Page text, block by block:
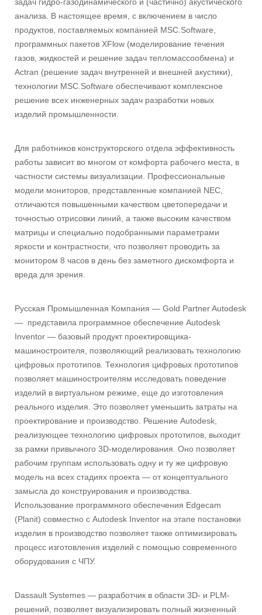
анализа. В настоящее время, с включением в число
продуктов, поставляемых компанией MSC.Software,
программных пакетов XFlow (моделирование течения
газов, жидкостей и решение задач тепломассообмена) и
Actran (решение задач внутренней и внешней акустики),
технологии MSC.Software обеспечивают комплексное
решение всех инженерных задач разработки новых
изделий промышленности.
Для работников конструкторского отдела эффективность
работы зависит во многом от комфорта рабочего места, в
частности системы визуализации. Профессиональные
модели мониторов, представленные компанией NEC,
отличаются повышенными качеством цветопередачи и
точностью отрисовки линий, а также высоким качеством
матрицы и специально подобранными параметрами
яркости и контрастности, что позволяет проводить за
монитором 8 часов в день без заметного дискомфорта и
вреда для зрения.
Русская Промышленная Компания — Gold Partner Autodesk
— представила программное обеспечение Autodesk
Inventor — базовый продукт проектировщика-
машиностроителя, позволяющий реализовать технологию
цифровых прототипов. Технология цифровых прототипов
позволяет машиностроителям исследовать поведение
изделий в виртуальном режиме, еще до изготовления
реального изделия. Это позволяет уменьшить затраты на
проектирование и производство. Решение Autodesk,
реализующее технологию цифровых прототипов, выходит
за рамки привычного 3D-моделирования. Оно позволяет
рабочим группам использовать одну и ту же цифровую
модель на всех стадиях проекта — от концептуального
замысла до конструирования и производства.
Использование программного обеспечения Edgecam
(Planit) совместно с Autodesk Inventor на этапе постановки
изделия в производство позволяет также оптимизировать
процесс изготовления изделий с помощью современного
оборудования с ЧПУ.
Dassault Systemes — разработчик в области 3D- и PLM-
решений, позволяет визуализировать полный жизненный